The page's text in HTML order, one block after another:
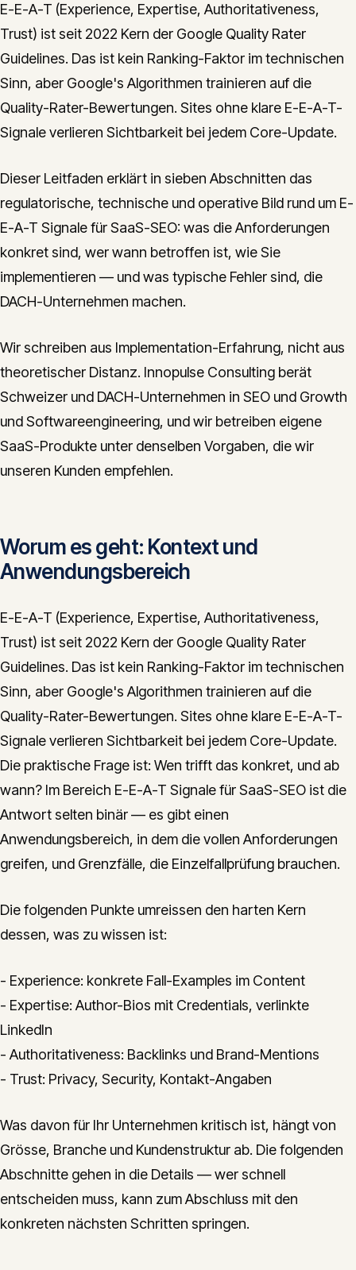
E-E-A-T (Experience, Expertise, Authoritativeness,
Trust) ist seit 2022 Kern der Google Quality Rater
Guidelines. Das ist kein Ranking-Faktor im technischen
Sinn, aber Google's Algorithmen trainieren auf die
Quality-Rater-Bewertungen. Sites ohne klare E-E-A-T-
Signale verlieren Sichtbarkeit bei jedem Core-Update.
Dieser Leitfaden erklärt in sieben Abschnitten das
regulatorische, technische und operative Bild rund um E-
E-A-T Signale für SaaS-SEO: was die Anforderungen
konkret sind, wer wann betroffen ist, wie Sie
implementieren — und was typische Fehler sind, die
DACH-Unternehmen machen.
Wir schreiben aus Implementation-Erfahrung, nicht aus
theoretischer Distanz. Innopulse Consulting berät
Schweizer und DACH-Unternehmen in SEO und Growth
und Softwareengineering, und wir betreiben eigene
SaaS-Produkte unter denselben Vorgaben, die wir
unseren Kunden empfehlen.
Worum es geht: Kontext und
Anwendungsbereich
E-E-A-T (Experience, Expertise, Authoritativeness,
Trust) ist seit 2022 Kern der Google Quality Rater
Guidelines. Das ist kein Ranking-Faktor im technischen
Sinn, aber Google's Algorithmen trainieren auf die
Quality-Rater-Bewertungen. Sites ohne klare E-E-A-T-
Signale verlieren Sichtbarkeit bei jedem Core-Update.
Die praktische Frage ist: Wen trifft das konkret, und ab
wann? Im Bereich E-E-A-T Signale für SaaS-SEO ist die
Antwort selten binär — es gibt einen
Anwendungsbereich, in dem die vollen Anforderungen
greifen, und Grenzfälle, die Einzelfallprüfung brauchen.
Die folgenden Punkte umreissen den harten Kern
dessen, was zu wissen ist:
- Experience: konkrete Fall-Examples im Content
- Expertise: Author-Bios mit Credentials, verlinkte
LinkedIn
- Authoritativeness: Backlinks und Brand-Mentions
- Trust: Privacy, Security, Kontakt-Angaben
Was davon für Ihr Unternehmen kritisch ist, hängt von
Grösse, Branche und Kundenstruktur ab. Die folgenden
Abschnitte gehen in die Details — wer schnell
entscheiden muss, kann zum Abschluss mit den
konkreten nächsten Schritten springen.